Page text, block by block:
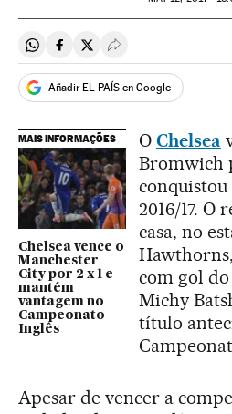
Compartir en Whatsapp
Compartir en Facebook
Compartir en Twitter
Desplegar Redes
Añadir EL PAÍS en Google
MAIS INFORMAÇÕES
Chelsea vence o
Manchester
City por 2 x 1 e
mantém
vantagem no
Campeonato
Inglês
O Chelsea
Bromwich
conquistou
2016/17. O
casa, no
com gol
Michy
título
Apesar de vencer a